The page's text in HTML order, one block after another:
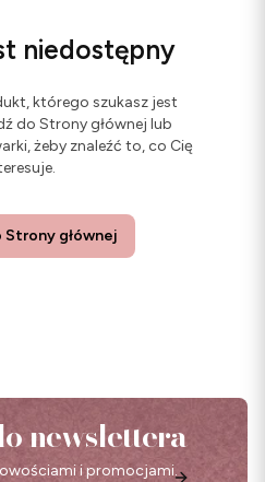
niedostępny
którego szukasz jest
do Strony głównej lub
żeby znaleźć to, co Cię
Strony głównej
newslettera
i promocjami.